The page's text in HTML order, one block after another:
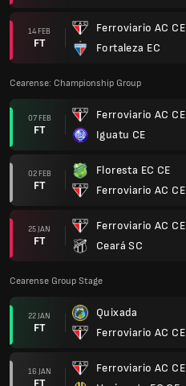
14 FEB
FT
Ferroviario AC CE
Fortaleza EC
Cearense: Championship Group
07 FEB
FT
Ferroviario AC CE
Iguatu CE
02 FEB
FT
Floresta EC CE
Ferroviario AC CE
25 JAN
FT
Ferroviario AC CE
Ceará SC
Cearense Group Stage
22 JAN
FT
Quixada
Ferroviario AC CE
16 JAN
FT
Ferroviario AC CE